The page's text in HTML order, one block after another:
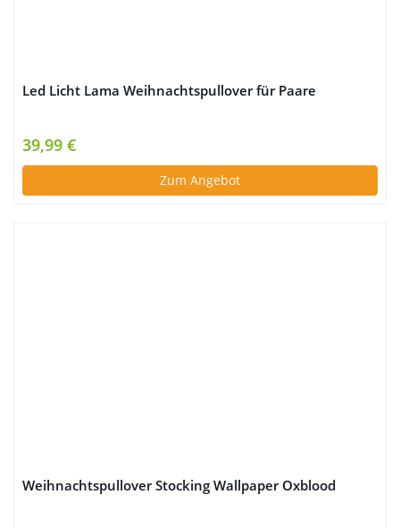
Led Licht Lama Weihnachtspullover für Paare
39,99 €
Zum Angebot
Weihnachtspullover Stocking Wallpaper Oxblood